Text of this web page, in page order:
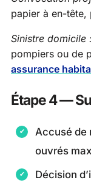
papier à en-tête,
Sinistre domicile :
pompiers ou de
assurance
Étape 4 —
Accusé de
ouvrés
Décision